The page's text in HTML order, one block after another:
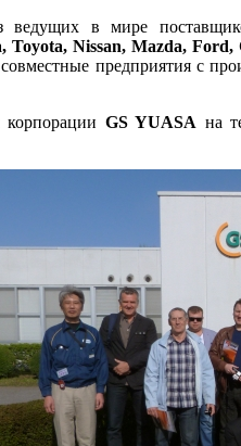
ведущих в мире
Toyota, Nissan, Mazda,
предприятия с
GS YUASA на